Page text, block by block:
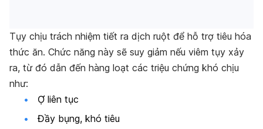
Tụy chịu trách nhiệm tiết ra dịch ruột để hỗ trợ tiêu hóa
thức ăn. Chức năng này sẽ suy giảm nếu viêm tụy xảy
ra, từ đó dẫn đến hàng loạt các triệu chứng khó chịu
như:
Ợ liên tục
Đầy bụng, khó tiêu